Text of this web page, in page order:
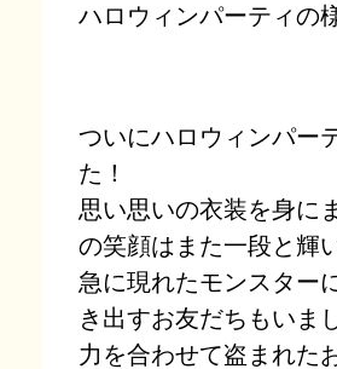
ハロウィンパーティの
ついにハロウィンパー
た！
思い思いの衣装を身に
の笑顔はまた一段と輝
急に現れたモンスター
き出すお友だちもいま
力を合わせて盗まれた